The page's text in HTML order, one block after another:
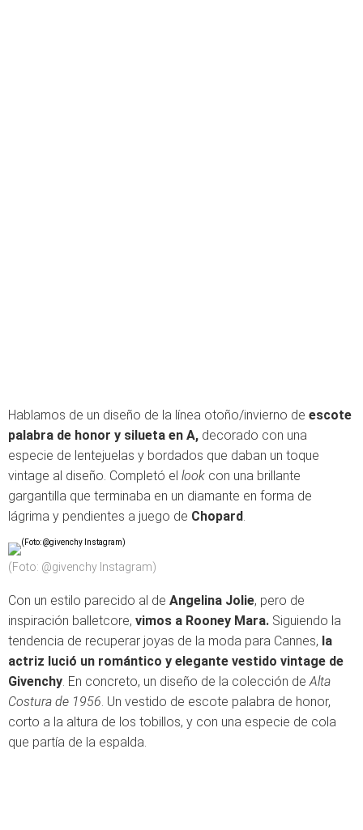
Hablamos de un diseño de la línea otoño/invierno de escote
palabra de honor y silueta en A, decorado con una
especie de lentejuelas y bordados que daban un toque
vintage al diseño. Completó el look con una brillante
gargantilla que terminaba en un diamante en forma de
lágrima y pendientes a juego de Chopard.
(Foto: @givenchy Instagram)
Con un estilo parecido al de Angelina Jolie, pero de
inspiración balletcore, vimos a Rooney Mara. Siguiendo la
tendencia de recuperar joyas de la moda para Cannes, la
actriz lució un romántico y elegante vestido vintage de
Givenchy. En concreto, un diseño de la colección deAlta
Costura de 1956. Un vestido de escote palabra de honor,
corto a la altura de los tobillos, y con una especie de cola
que partía de la espalda.